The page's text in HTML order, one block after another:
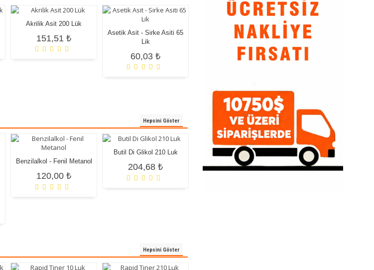
Akrilik Asit 200 Lük
151,51 ₺
Asetik Asit - Sirke Asiti 65
Lik
60,03 ₺
Askorbik Asit 1 Kg
265,29 ₺
ATMP / Amino
Trimethylene Phosphonic
Hepsini Göster
Benzilalkol - Fenil Metanol
120,00 ₺
Butil Di Glikol 210 Luk
204,68 ₺
Butil Di Glikol Asetat 210
Luk
Butil Glikol Asetat 210 Luk
165,23 ₺
Hepsini Göster